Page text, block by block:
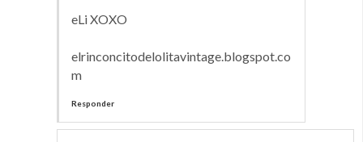
eLi XOXO
elrinconcitodelolitavintage.blogspot.co
m
Responder